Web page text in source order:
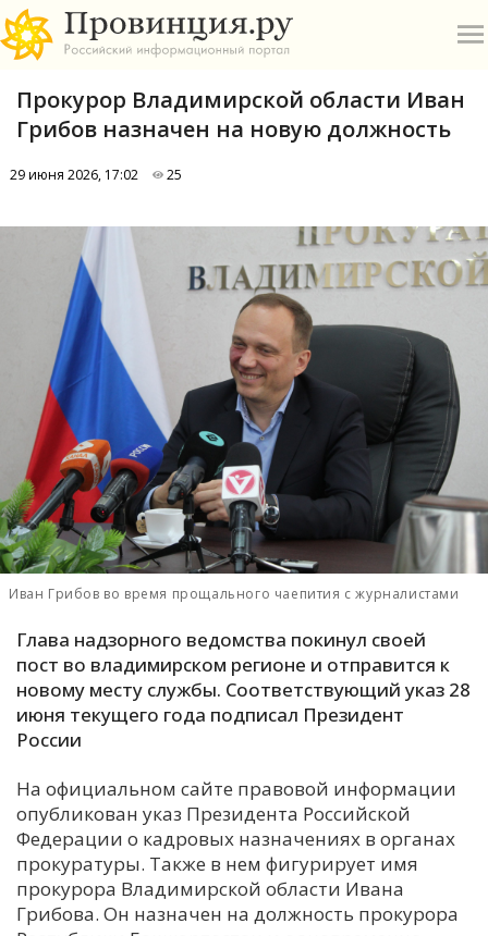
А
В
Е
К
М
Н
О
П
Р
Т
Х
Ч
Прокурор Владимирской области Иван
Грибов назначен на новую должность
29 июня 2026, 17:02 25
Иван Грибов во время прощального чаепития с журналистами
Глава надзорного ведомства покинул своей
пост во владимирском регионе и отправится к
новому месту службы. Соответствующий указ 28
июня текущего года подписал Президент
России
На официальном сайте правовой информации
опубликован указ Президента Российской
Федерации о кадровых назначениях в органах
прокуратуры. Также в нем фигурирует имя
прокурора Владимирской области Ивана
Грибова. Он назначен на должность прокурора